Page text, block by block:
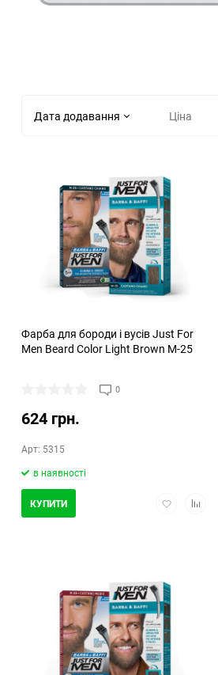
Дата додавання Ціна
Фарба для бороди і вусів Just For
Men Beard Color Light Brown M-25
0
624 грн.
Арт: 5315
в наявності
ДодатиДодати
КУПИТИ